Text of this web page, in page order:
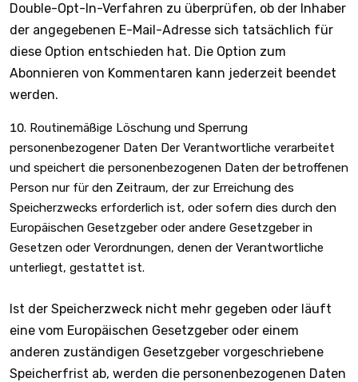
Double-Opt-In-Verfahren zu überprüfen, ob der Inhaber
der angegebenen E-Mail-Adresse sich tatsächlich für
diese Option entschieden hat. Die Option zum
Abonnieren von Kommentaren kann jederzeit beendet
werden.
Routinemäßige Löschung und Sperrung
personenbezogener Daten Der Verantwortliche verarbeitet
und speichert die personenbezogenen Daten der betroffenen
Person nur für den Zeitraum, der zur Erreichung des
Speicherzwecks erforderlich ist, oder sofern dies durch den
Europäischen Gesetzgeber oder andere Gesetzgeber in
Gesetzen oder Verordnungen, denen der Verantwortliche
unterliegt, gestattet ist.
Ist der Speicherzweck nicht mehr gegeben oder läuft
eine vom Europäischen Gesetzgeber oder einem
anderen zuständigen Gesetzgeber vorgeschriebene
Speicherfrist ab, werden die personenbezogenen Daten